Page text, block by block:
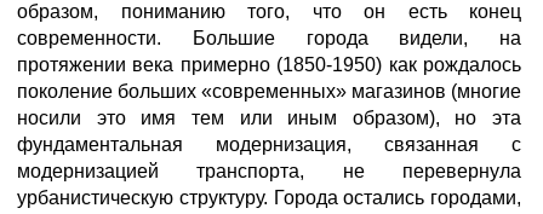
образом, пониманию того, что он есть конец
современности. Большие города видели, на
протяжении века примерно (1850-1950) как рождалось
поколение больших «современных» магазинов (многие
носили это имя тем или иным образом), но эта
фундаментальная модернизация, связанная с
модернизацией транспорта, не перевернула
урбанистическую структуру. Города остались городами,